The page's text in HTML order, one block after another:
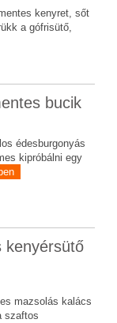
kenyret, sőt
a gófrisütő,
bucik
édesburgonyás
kipróbálni egy
kenyérsütő
mazsolás kalács
szaftos